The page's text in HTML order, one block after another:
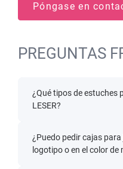
Póngase en
PREGUNTAS
¿Qué tipos de estuches
LESER?
¿Puedo pedir cajas
logotipo o en el color de